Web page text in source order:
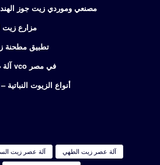
مصنعي وموردي زيت جوز الهند
مزارع زيت
تطبيق مطحنة
آلة طحن زيت جوز الهند آلة طحن vco في مصر
أنواع الزيوت النباتية
آلة عصر زيت
آلة عصر زيت الطهي